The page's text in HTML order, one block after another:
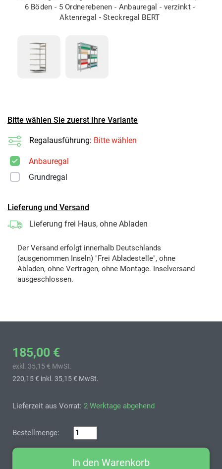
6 Böden - 5 Ordnerebenen - Anbauregal - verzinkt -
Aktenregal - Steckregal BERT
Bitte wählen Sie zuerst Ihre Variante
Regalausführung: Bitte wählen
Anbauregal
Grundregal
Lieferung und Versand
Lieferung frei Haus, ohne Abladen
Der Versand erfolgt innerhalb Deutschlands
(ausgenommen Inseln) "Frei Abladestelle", ohne
Abladen, ohne Vertragen, ohne Montage. Inselversand
ausgeschlossen.
185,00 €
exkl. 35,15 € MwSt.
220,15 € inkl. 35,15 € MwSt.
Lieferzeit aus Vorrat: 2 Werktage abgehend
Bestellmenge:
In den Warenkorb